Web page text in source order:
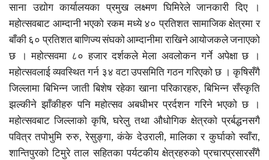
साना उद्योग कार्यालयका प्रमुख लक्ष्मण घिमिरेले जानकारी दिए ।
महोत्सवबाट आम्दानी भएको रकम मध्ये ४० प्रतिशत सामाजिक क्षेत्रमा र
बाँकी ६० प्रतिशत बाणिज्य संघको आम्दानीमा राखिने आयोजकले जनाएको
छ । महोत्सवमा ८० हजार दर्शकले मेला अवलोकन गर्ने अपेक्षा छ ।
महोत्सवलाई व्यवस्थित गर्न ३४ वटा उपसमिति गठन गरिएको छ । कृषिसँगै
जिल्लामा बिभिन्न जाती बिशेष रहेका खाना परिकारहरु, बिभिन्न सँस्कृति
झल्कीने झाँकीहरु पनि महोत्सव अबधीभर प्रर्दशन गरिने भएको छ ।
महोत्सवबाट जिल्लाको कृषि, घरेलु तथा औधोगिक क्षेत्रको प्रर्बद्धनसगै
पवित्र तपोभुमि रुरु, रेसुङ्गा, कंके देउराली, मालिका र कुर्घाको स्वाँरा,
शान्तिपुरको टिमुरे ताल सहितका पर्यटकीय क्षेत्रहरुको प्रचारप्रसारसँगै